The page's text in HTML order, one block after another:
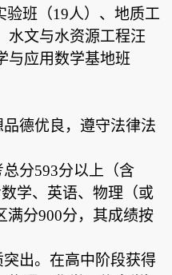
验班（19人）、地质工
水文与水资源工程汪
与应用数学基地班
德优良，遵守法律法
分593分以上（含
学、英语、物理（或
满分900分，其成绩按
出。在高中阶段获得